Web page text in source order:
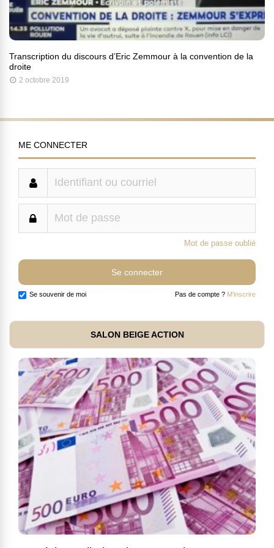
Transcription du discours d’Eric Zemmour à la convention de la
droite
2 octobre 2019
ME CONNECTER
Mot de passe oublié
Se souvenir de moi Pas de compte ? M'inscrire
SALON BEIGE ACTION